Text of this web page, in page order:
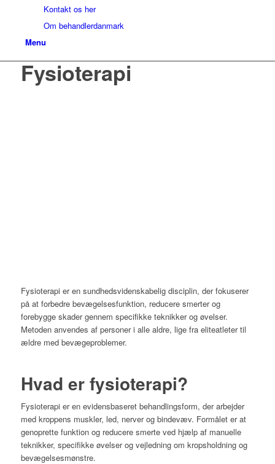
Kontakt os her
Om behandlerdanmark
Menu
Fysioterapi
Fysioterapi er en sundhedsvidenskabelig disciplin, der fokuserer
på at forbedre bevægelsesfunktion, reducere smerter og
forebygge skader gennem specifikke teknikker og øvelser.
Metoden anvendes af personer i alle aldre, lige fra eliteatleter til
ældre med bevægeproblemer.
Hvad er fysioterapi?
Fysioterapi er en evidensbaseret behandlingsform, der arbejder
med kroppens muskler, led, nerver og bindevæv. Formålet er at
genoprette funktion og reducere smerte ved hjælp af manuelle
teknikker, specifikke øvelser og vejledning om kropsholdning og
bevægelsesmønstre.